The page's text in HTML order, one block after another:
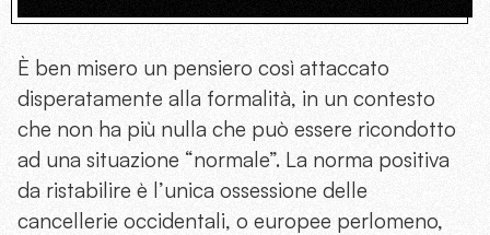
È ben misero un pensiero così attaccato
disperatamente alla formalità, in un contesto
che non ha più nulla che può essere ricondotto
ad una situazione “normale”. La norma positiva
da ristabilire è l’unica ossessione delle
cancellerie occidentali, o europee perlomeno,